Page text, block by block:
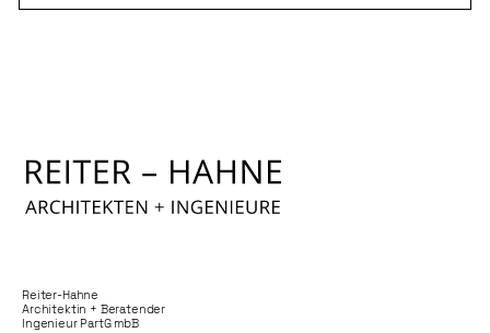
Reiter-Hahne
Architektin + Beratender
Ingenieur PartG mbB